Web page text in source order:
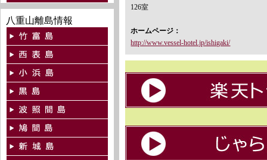
八重山離島情報
126室
ホームページ：
http://www.vessel-hotel.jp/ishigaki/